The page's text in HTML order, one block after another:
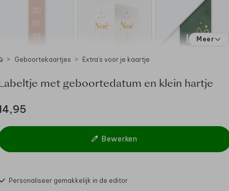
Meer
Geboortekaartjes Extra's voor je kaartje
met geboortedatum en klein hartje
Bewerken
Personaliseer gemakkelijk in de editor